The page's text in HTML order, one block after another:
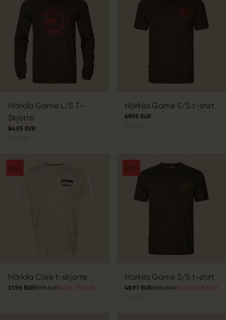
Härkila Game L/S T-
Skjorte
84.95 EUR
Härkila Game S/S t-shirt
69.95 EUR
SALE
Härkila Core t-skjorte
31.96 EUR39.95 EURSpar 7.99 EUR
SALE
Härkila Game S/S t-shirt
48.97 EUR69.95 EURSpar 20.98 EUR